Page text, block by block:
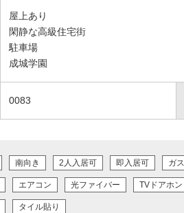
屋上あり
閑静な高級住宅街
駐車場
成城学園
0083
南向き 2人入居可 即入居可 ガ
エアコン 光ファイバー TVドアホン
タイル貼り